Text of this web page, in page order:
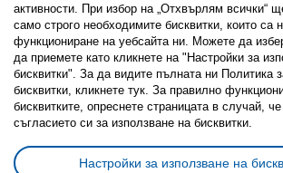
FacebookTwitterYoutubePinterestInstagram
Политика за използване на бисквитки
Избор на настройки за използване на
Условия за ползване на ikea.bgОбща политика
активности. При избор на „Отхвърлям всички“
само строго необходимитe бисквитки, които са
функциониране на уебсайта ни. Можете да
да приемете като кликнете на "Настройки за
бисквитки". За да видите пълната ни Политика
бисквитки, кликнете тук. За правилно
бисквитките, опреснете страницата в случай, че
съгласието си за използване на бисквитки.
Настройки за използване на